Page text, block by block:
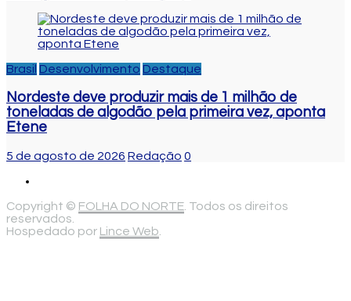
Brasil Desenvolvimento Destaque
Nordeste deve produzir mais de 1 milhão de
toneladas de algodão pela primeira vez, aponta
Etene
5 de agosto de 2026 Redação 0
Copyright © FOLHA DO NORTE . Todos os direitos
reservados.
Hospedado por Lince Web